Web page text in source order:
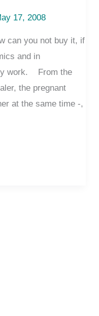
17, 2008
can you not buy it, if
and in
work. From the
the pregnant
at the same time -,